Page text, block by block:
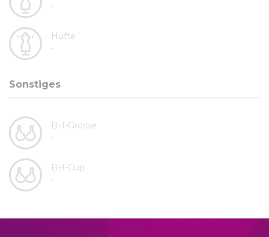
-
Hüfte
-
Sonstiges
BH-Grösse
-
BH-Cup
-